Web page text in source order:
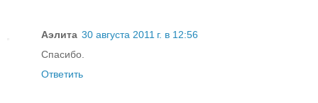
Аэлита 30 августа 2011 г. в 12:56
Спасибо.
Ответить